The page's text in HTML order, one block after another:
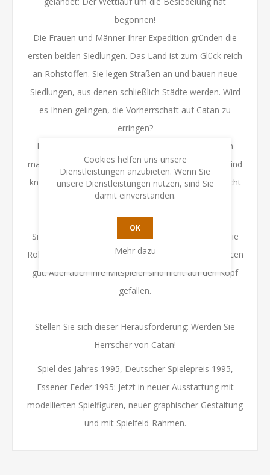
begonnen!
Die Frauen und Männer Ihrer Expedition gründen die
ersten beiden Siedlungen. Das Land ist zum Glück reich
an Rohstoffen. Sie legen Straßen an und bauen neue
Siedlungen, aus denen schließlich Städte werden. Wird
es Ihnen gelingen, die Vorherrschaft auf Catan zu
erringen?
Der Tauschhandel beherrscht das Geschehen. Von
manchen Rohstoffen besitzen Sie reichlich, andere sind
knapp. Erz gegen Wolle, Ziegel gegen Holz - getauscht
wird ganz nach den aktuellen Bauvorhaben.
Gehen Sie überlegt zu Werke! Gründen Sie Ihre
Siedlungen an den richtigen Plätzen und tauschen Sie
Rohstoffe mit cleverer Hand, dann stehen Ihre Chancen
gut. Aber auch Ihre Mitspieler sind nicht auf den Kopf
gefallen.
Stellen Sie sich dieser Herausforderung: Werden Sie
Herrscher von Catan!
Spiel des Jahres 1995, Deutscher Spielepreis 1995,
Essener Feder 1995: Jetzt in neuer Ausstattung mit
modellierten Spielfiguren, neuer graphischer Gestaltung
und mit Spielfeld-Rahmen.
Cookies helfen uns unsere
Dienstleistungen anzubieten. Wenn Sie
unsere Dienstleistungen nutzen, sind Sie
damit einverstanden.
OK
Mehr dazu